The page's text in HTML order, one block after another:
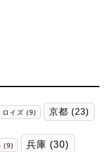
ロイズ (9) 京都 (23)
(9) 兵庫 (30)